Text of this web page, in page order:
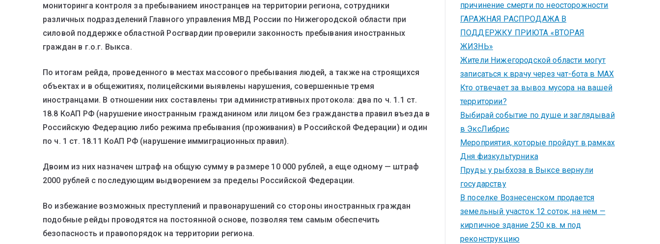
мониторинга контроля за пребыванием иностранцев на территории региона, сотрудники
различных подразделений Главного управления МВД России по Нижегородской области при
силовой поддержке областной Росгвардии проверили законность пребывания иностранных
граждан в г.о.г. Выкса.
По итогам рейда, проведенного в местах массового пребывания людей, а также на строящихся
объектах и в общежитиях, полицейскими выявлены нарушения, совершенные тремя
иностранцами. В отношении них составлены три административных протокола: два по ч. 1.1 ст.
18.8 КоАП РФ (нарушение иностранным гражданином или лицом без гражданства правил въезда в
Российскую Федерацию либо режима пребывания (проживания) в Российской Федерации) и один
по ч. 1 ст. 18.11 КоАП РФ (нарушение иммиграционных правил).
Двоим из них назначен штраф на общую сумму в размере 10 000 рублей, а еще одному — штраф
2000 рублей с последующим выдворением за пределы Российской Федерации.
Во избежание возможных преступлений и правонарушений со стороны иностранных граждан
подобные рейды проводятся на постоянной основе, позволяя тем самым обеспечить
безопасность и правопорядок на территории региона.
причинение смерти по неосторожности
ГАРАЖНАЯ РАСПРОДАЖА В
ПОДДЕРЖКУ ПРИЮТА «ВТОРАЯ
ЖИЗНЬ»
Жители Нижегородской области могут
записаться к врачу через чат-бота в MAX
Кто отвечает за вывоз мусора на вашей
территории?
Выбирай событие по душе и заглядывай
в ЭксЛибрис
Мероприятия, которые пройдут в рамках
Дня физкультурника
Пруды у рыбхоза в Выксе вернули
государству
В поселке Вознесенском продается
земельный участок 12 соток, на нем —
кирпичное здание 250 кв. м под
реконструкцию